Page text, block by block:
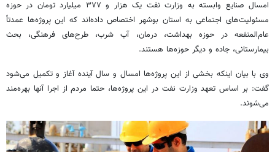
امسال صنایع وابسته به وزارت نفت یک هزار و ۳۷۷ میلیارد تومان در حوزه
مسئولیت‌های اجتماعی به استان بوشهر اختصاص داده‌اند که این پروژه‌ها عمدتاً
عام‌المنفعه در حوزه بهداشت، درمان، آب شرب، طرح‌های فرهنگی، بحث
بیمارستانی، جاده و دیگر حوزه‌ها هستند.
وی با بیان اینکه بخشی از این پروژه‌ها امسال و سال آینده آغاز و تکمیل می‌شود
گفت: بر اساس تعهد وزارت نفت در این پروژه‌ها، حتما مردم از اجرا آنها بهره‌مند
می‌شوند.